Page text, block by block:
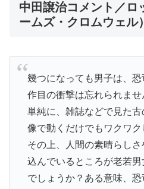
中田譲治コメント／ロ
ームズ・クロムウェル）
幾つになっても男子は、
作目の衝撃は忘れられませ
単純に、雑誌などで見た
像で動くだけでもワクワク
その上、人間の素晴らし
込んでいるところが老若
でしょうか？ある意味、